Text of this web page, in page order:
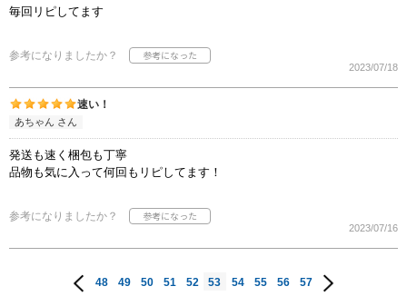
毎回リピしてます
参考になりましたか？
2023/07/18
速い！
あちゃん さん
発送も速く梱包も丁寧
品物も気に入って何回もリピしてます！
参考になりましたか？
2023/07/16
48 49 50 51 52 53 54 55 56 57